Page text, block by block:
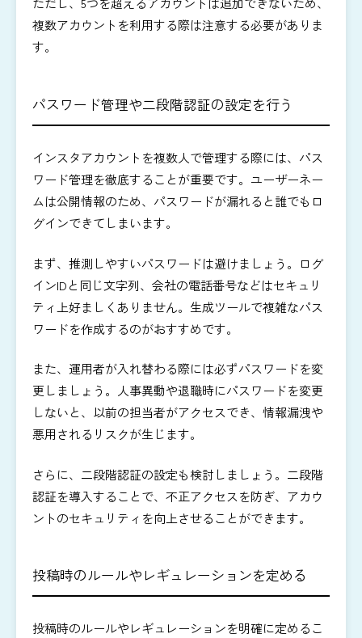
複数アカウントを利用する際は注意する必要がありま
す。
パスワード管理や二段階認証の設定を行う
インスタアカウントを複数人で管理する際には、パス
ワード管理を徹底することが重要です。ユーザーネー
ムは公開情報のため、パスワードが漏れると誰でもロ
グインできてしまいます。
まず、推測しやすいパスワードは避けましょう。ログ
インIDと同じ文字列、会社の電話番号などはセキュリ
ティ上好ましくありません。 生成ツールで複雑なパス
ワードを作成するのがおすすめです。
また、運用者が入れ替わる際には必ずパスワードを変
更しましょう。人事異動や退職時にパスワードを変更
しないと、 以前の担当者がアクセスでき、情報漏洩や
悪用されるリスクが生じます。
さらに、二段階認証の設定も検討しましょう。二段階
認証を導入することで、不正アクセスを防ぎ、アカウ
ントのセキュリティを向上させることができます。
投稿時のルールやレギュレーションを定める
投稿時のルールやレギュレーションを明確に定めるこ